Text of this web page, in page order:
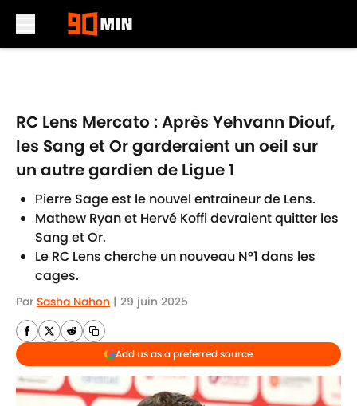
RC Lens Mercato : Après Yehvann Diouf,
les Sang et Or garderaient un oeil sur
un autre gardien de Ligue 1
Pierre Sage est le nouvel entraineur de Lens.
Mathew Ryan et Hervé Koffi devraient quitter les
Sang et Or.
Le RC Lens cherche un nouveau N°1 dans les
cages.
Par Sasha Nahon | 29 juin 2025
Add us as a preferred source